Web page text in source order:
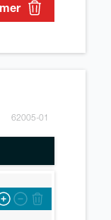
62005-01